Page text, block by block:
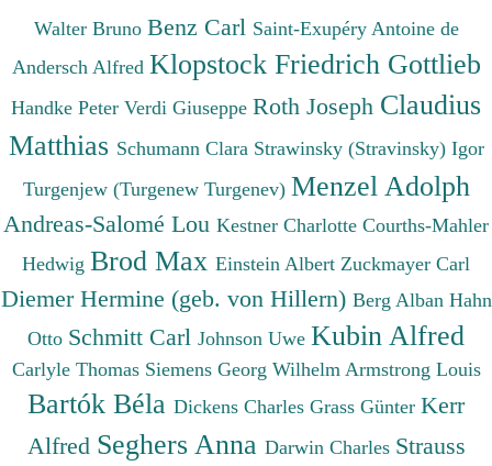
Walter Bruno Benz Carl Saint-Exupéry Antoine de
Andersch Alfred Klopstock Friedrich Gottlieb
Handke Peter Verdi Giuseppe Roth Joseph Claudius
Matthias Schumann Clara Strawinsky (Stravinsky) Igor
Turgenjew (Turgenew Turgenev) Menzel Adolph
Andreas-Salomé Lou Kestner Charlotte Courths-Mahler
Hedwig Brod Max Einstein Albert Zuckmayer Carl
Diemer Hermine (geb. von Hillern) Berg Alban Hahn
Otto Schmitt Carl Johnson Uwe Kubin Alfred
Carlyle Thomas Siemens Georg Wilhelm Armstrong Louis
Bartók Béla Dickens Charles Grass Günter Kerr
Alfred Seghers Anna Darwin Charles Strauss